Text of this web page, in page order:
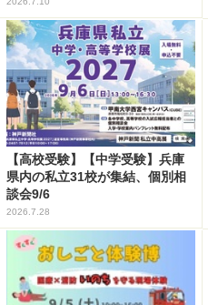
【高校受験】【中学受験】兵庫
県内の私立31校が集結、個別相
談会9/6
2026.7.28